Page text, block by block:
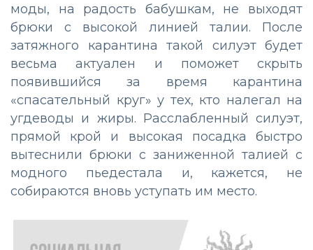
моды, на радость бабушкам, не выходят
брюки с высокой линией талии. После
затяжного карантина такой силуэт будет
весьма актуален и поможет скрыть
появившийся за время карантина
«спасательный круг» у тех, кто налегал на
угдеводы и жиры. Расслабленный силуэт,
прямой крой и высокая посадка быстро
вытеснили брюки с заниженной талией с
модного пьедестала и, кажется, не
собираются вновь уступать им место.